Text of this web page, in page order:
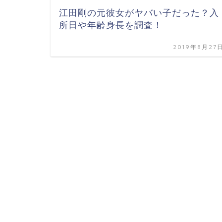
江田剛の元彼女がヤバい子だった？入
所日や年齢身長を調査！
2019年8月27